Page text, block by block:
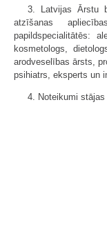
3. Latvijas Ārstu
atzīšanas
papildspecialitātēs:
kosmetologs,
arodveselības ārsts,
psihiatrs, eksperts un
4. Noteikumi stājas